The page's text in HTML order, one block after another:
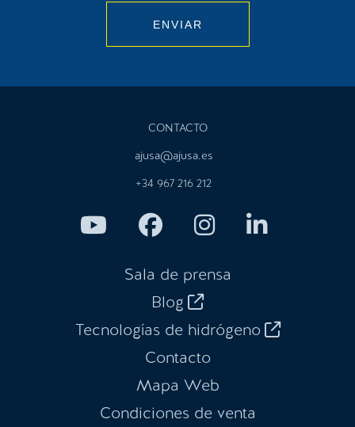
ENVIAR
CONTACTO
ajusa@ajusa.es
+34 967 216 212
Sala de prensa
Blog
Tecnologías de hidrógeno
Contacto
Mapa Web
Condiciones de venta